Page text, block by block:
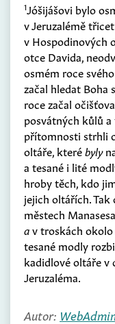
1Jóšijášovi bylo
v Jeruzalémě
v Hospodinových
otce Davida,
osmém roce
začal hledat Boha
roce začal
posvátných kůlů
přítomnosti strhli
oltáře, kterébyly
a tesané i lité
hroby těch, kdo
jejich oltářích. Tak
městech
av troskách
tesané modly
kadidlové oltáře v
Jeruzaléma.
Autor: